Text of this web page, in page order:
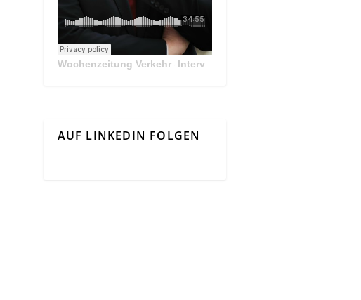
Wochenzeitung Verkehr· Interview Mit Andreas Matthä, CEO der ÖBB Holding
AUF LINKEDIN FOLGEN